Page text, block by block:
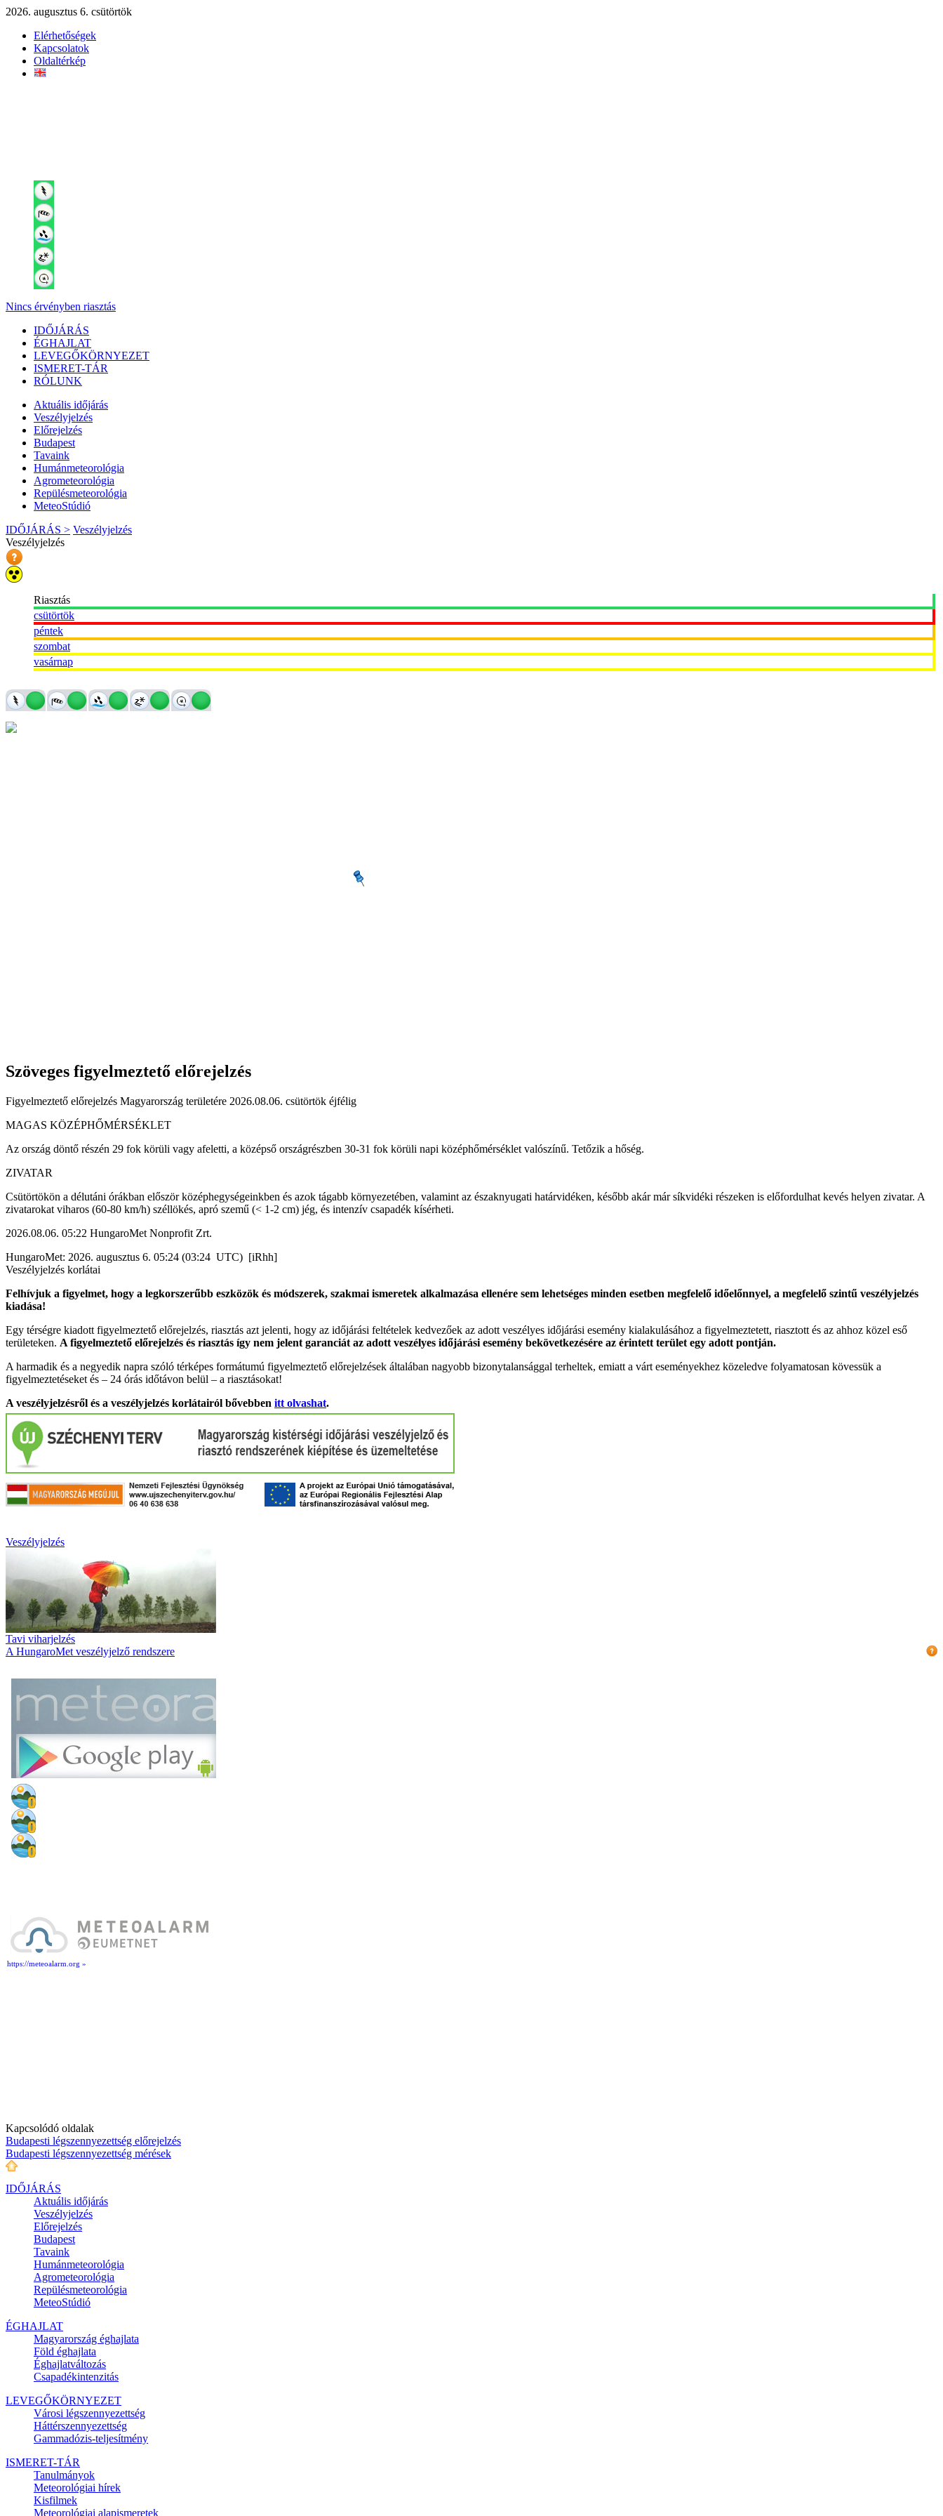
2026. augusztus 6. csütörtök
Elérhetőségek
Kapcsolatok
Oldaltérkép
Nincs érvényben riasztás
IDŐJÁRÁS
ÉGHAJLAT
LEVEGŐKÖRNYEZET
ISMERET-TÁR
RÓLUNK
Aktuális időjárás
Veszélyjelzés
Előrejelzés
Budapest
Tavaink
Humánmeteorológia
Agrometeorológia
Repülésmeteorológia
MeteoStúdió
IDŐJÁRÁS > Veszélyjelzés
Veszélyjelzés
Riasztás
csütörtök
péntek
szombat
vasárnap
Szöveges figyelmeztető előrejelzés
Figyelmeztető előrejelzés Magyarország területére 2026.08.06. csütörtök éjfélig
MAGAS KÖZÉPHŐMÉRSÉKLET
Az ország döntő részén 29 fok körüli vagy afeletti, a középső országrészben 30-31 fok körüli napi középhőmérséklet valószínű. Tetőzik a hőség.
ZIVATAR
Csütörtökön a délutáni órákban először középhegységeinkben és azok tágabb környezetében, valamint az északnyugati határvidéken, később akár már síkvidéki részeken is előfordulhat kevés helyen zivatar. A
zivatarokat viharos (60-80 km/h) széllökés, apró szemű (< 1-2 cm) jég, és intenzív csapadék kísérheti.
2026.08.06. 05:22 HungaroMet Nonprofit Zrt.
HungaroMet: 2026. augusztus 6. 05:24 (03:24 UTC) [iRhh]
Veszélyjelzés korlátai
Felhívjuk a figyelmet, hogy a legkorszerűbb eszközök és módszerek, szakmai ismeretek alkalmazása ellenére sem lehetséges minden esetben megfelelő időelőnnyel, a megfelelő szintű veszélyjelzés
kiadása!
Egy térségre kiadott figyelmeztető előrejelzés, riasztás azt jelenti, hogy az időjárási feltételek kedvezőek az adott veszélyes időjárási esemény kialakulásához a figyelmeztetett, riasztott és az ahhoz közel eső
területeken. A figyelmeztető előrejelzés és riasztás így nem jelent garanciát az adott veszélyes időjárási esemény bekövetkezésére az érintett terület egy adott pontján.
A harmadik és a negyedik napra szóló térképes formátumú figyelmeztető előrejelzések általában nagyobb bizonytalansággal terheltek, emiatt a várt eseményekhez közeledve folyamatosan kövessük a
figyelmeztetéseket és – 24 órás időtávon belül – a riasztásokat!
A veszélyjelzésről és a veszélyjelzés korlátairól bővebben itt olvashat.
Veszélyjelzés
Tavi viharjelzés
A HungaroMet veszélyjelző rendszere
https://meteoalarm.org »
Kapcsolódó oldalak
Budapesti légszennyezettség előrejelzés
Budapesti légszennyezettség mérések
IDŐJÁRÁS
Aktuális időjárás
Veszélyjelzés
Előrejelzés
Budapest
Tavaink
Humánmeteorológia
Agrometeorológia
Repülésmeteorológia
MeteoStúdió
ÉGHAJLAT
Magyarország éghajlata
Föld éghajlata
Éghajlatváltozás
Csapadékintenzitás
LEVEGŐKÖRNYEZET
Városi légszennyezettség
Háttérszennyezettség
Gammadózis-teljesítmény
ISMERET-TÁR
Tanulmányok
Meteorológiai hírek
Kisfilmek
Meteorológiai alapismeretek